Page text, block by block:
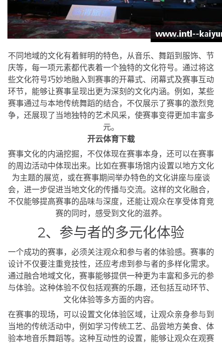
不同地域的文化有着鲜明的特色，从音乐、舞蹈到服饰、节
庆等，每一项元素都代表着一个独特的文化符号。通过将这
些文化符号巧妙地融入到赛事的开幕式、闭幕式及赛事互动
环节，能够让赛事呈现出更为深刻的文化内涵。例如，某些
赛事通过与本地传统舞蹈的结合，不仅展示了赛事的激烈竞
争，还展现了当地独特的艺术风采，使赛事变得更加丰富多
元。
开云体育下载
赛事文化的内涵挖掘，不仅体现在赛事本身，还可以在赛事
的周边活动中体现出来。比如在赛事场馆内设置以地方文化
为主题的展览，或在赛事期间举办特色的文化讲座与座谈
会，进一步促进当地文化的传播与交流。这样的文化融合，
不仅能够提高赛事的品味与深度，还能让观众在享受体育竞
赛的同时，感受到文化的滋养。
2、参与者的多元化体验
一个成功的赛事，必须关注观众和参与者的体验感。赛事的
设计不仅要注重竞技性，还应考虑到参与者的多样化需求。
通过融合地域文化，赛事能够提供一种更为丰富和多元的参
与体验。这种体验不仅包括观赛的乐趣，还包括互动环节、
文化体验等多方面的内容。
在赛事的现场，可以设置文化体验区域，让观众亲身参与到
当地的传统活动中，例如学习传统工艺、品尝地方美食、体
验本地音乐舞蹈等。这种互动性的设置，能够让观众在观赛